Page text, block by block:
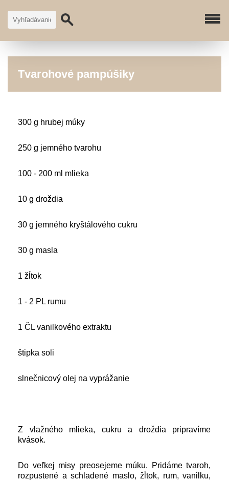
Tvarohové pampúšiky
300 g hrubej múky
250 g jemného tvarohu
100 - 200 ml mlieka
10 g droždia
30 g jemného kryštálového cukru
30 g masla
1 žĺtok
1 - 2 PL rumu
1 ČL vanilkového extraktu
štipka soli
slnečnicový olej na vyprážanie
Z vlažného mlieka, cukru a droždia pripravíme
kvások.
Do veľkej misy preosejeme múku. Pridáme tvaroh,
rozpustené a schladené maslo, žĺtok, rum, vanilku,